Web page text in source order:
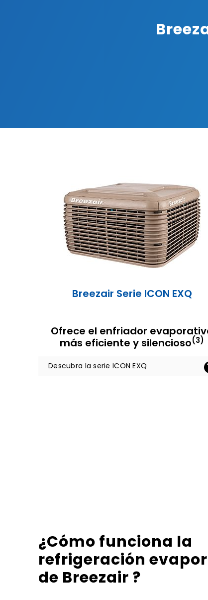
Breezair Serie ICON EXQ
Ofrece el enfriador
más eficiente y silencioso(3)
Descubra la serie ICON EXQ
¿Cómo funciona la
refrigeración
de Breezair ?